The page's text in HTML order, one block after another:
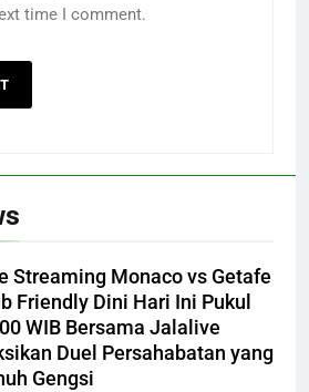
time I comment.
Streaming Monaco vs Getafe
Friendly Dini Hari Ini Pukul
WIB Bersama Jalalive
Duel Persahabatan yang
Gengsi